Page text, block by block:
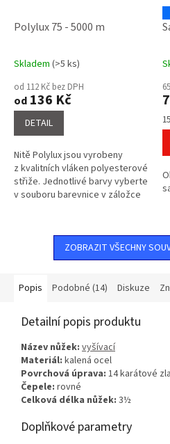
Polylux 75 - 5000 m
Průměrné
hodnocení
produktu
je
5,0
hvězdiček.
Skladem (>5 ks)
od 112 Kč bez DPH
od 136 Kč
DETAIL
Nitě Polylux jsou vyrobeny
z kvalitních vláken polyesterové
střiže. Jednotlivé barvy vyberte
v souboru barevnice v záložce
je
z
ZOBRAZIT VŠECHNY
Popis Podobné (14) Diskuze
Detailní popis produktu
Název nůžek: vyšívací
Materiál: kalená ocel
Povrchová úprava: 14 karátové
Čepele: rovné
Celková délka nůžek: 3½
Doplňkové parametry